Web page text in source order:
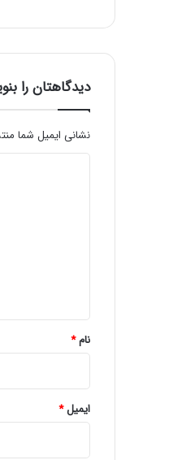
دیدگاهتان را
نشانی ایمیل شما
نام*
ایمیل*